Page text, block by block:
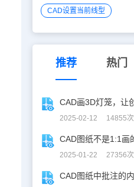
CAD设置当前线型
推荐 热门
2025-02-12 14855次
2025-01-22 27356次